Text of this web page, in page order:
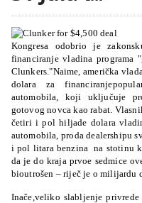
Kongresa odobrio je
financiranje vladina programa
Clunkers."Naime, američka
dolara za
automobila, koji uključuje
gotovog novca kao rabat.
četiri i pol hiljade dolara
automobila, proda dealershipu
i pol litara benzina na stotinu
da je do kraja prvoe sedmice
bioutrošen – riječ je o milijardu
Inače,veliko slabljenje